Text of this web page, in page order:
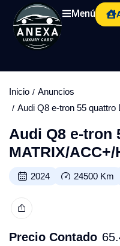
Menú
Inicio
Anuncios
Audi Q8 e-tron 55
Audi Q8 e-tron
MATRIX/ACC+/
2024 24500 Km
Precio Contado